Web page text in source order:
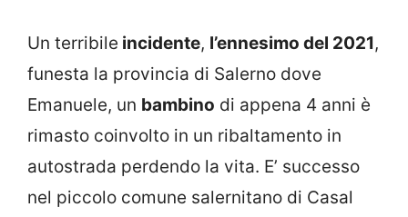
Un terribile incidente, l’ennesimo del 2021,
funesta la provincia di Salerno dove
Emanuele, un bambino di appena 4 anni è
rimasto coinvolto in un ribaltamento in
autostrada perdendo la vita. E’ successo
nel piccolo comune salernitano di Casal